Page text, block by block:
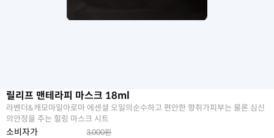
릴리프 맨테라피 마스크 18ml
라벤더&캐모마일아로마 에센셜 오일의순수하고 편안한 향취가피부는 물론 심신
의안정을 주는 힐링 마스크 시트
소비자가 3,000원